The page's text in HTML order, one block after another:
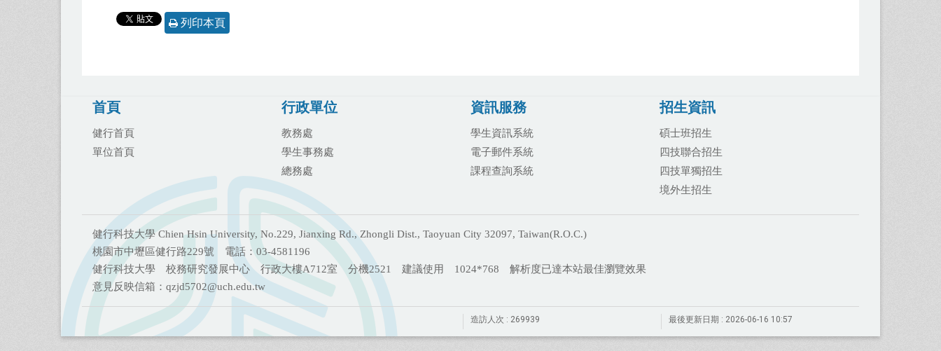
列印本頁
首頁
健行首頁
單位首頁
行政單位
教務處
學生事務處
總務處
資訊服務
學生資訊系統
電子郵件系統
課程查詢系統
招生資訊
碩士班招生
四技聯合招生
四技單獨招生
境外生招生
健行科技大學 Chien Hsin University, No.229, Jianxing Rd., Zhongli Dist., Taoyuan City 32097, Taiwan(R.O.C.)
桃園市中壢區健行路229號 電話：03-4581196
健行科技大學 校務研究發展中心 行政大樓A712室 分機2521 建議使用 1024*768 解析度已達本站最佳瀏覽效果
意見反映信箱：qzjd5702@uch.edu.tw
造訪人次 : 269939 最後更新日期 : 2026-06-16 10:57